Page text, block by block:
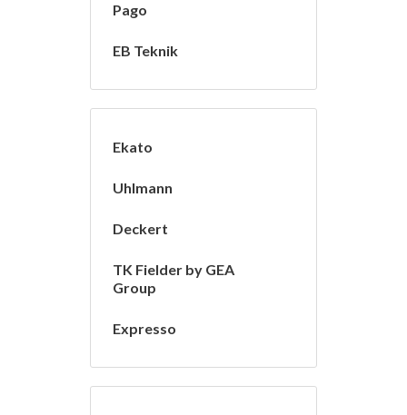
Pago
EB Teknik
Ekato
Uhlmann
Deckert
TK Fielder by GEA
Group
Expresso